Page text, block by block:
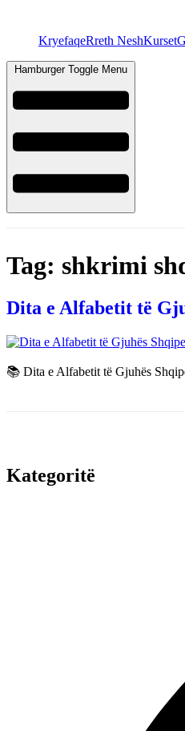
KryefaqeRreth NeshKurset
Hamburger Toggle Menu
Tag: shkrimi
Dita e Alfabetit të
📚 Dita e Alfabetit të Gjuhës
Kategoritë